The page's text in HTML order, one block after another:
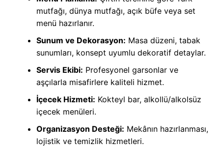
mutfağı, dünya mutfağı, açık büfe veya set
menü hazırlanır.
Sunum ve Dekorasyon: Masa düzeni, tabak
sunumları, konsept uyumlu dekoratif detaylar.
Servis Ekibi: Profesyonel garsonlar ve
aşçılarla misafirlere kaliteli hizmet.
İçecek Hizmeti: Kokteyl bar, alkollü/alkolsüz
içecek menüleri.
Organizasyon Desteği: Mekânın hazırlanması,
lojistik ve temizlik hizmetleri.